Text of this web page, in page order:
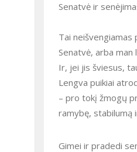
Senatvė ir
Tai neišvengiamas
Senatvė, arba
Ir, jei jis šviesus,
Lengva puikiai
– pro tokį žmogų
ramybę, stabilumą
Gimei ir pradedi